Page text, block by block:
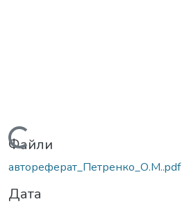
Вантажиться...
Файли
автореферат_Петренко_О.М..pdf
Дата